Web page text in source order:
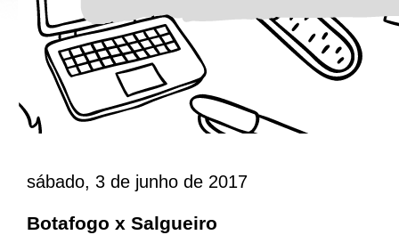
sábado, 3 de junho de 2017
Botafogo x Salgueiro